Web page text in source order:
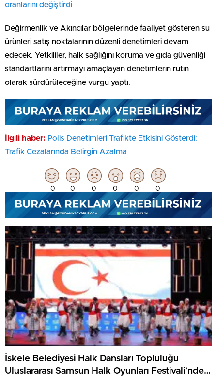
oranlarını değiştirdi
Değirmenlik ve Akıncılar bölgelerinde faaliyet gösteren su
ürünleri satış noktalarının düzenli denetimleri devam
edecek. Yetkililer, halk sağlığını koruma ve gıda güvenliği
standartlarını artırmayı amaçlayan denetimlerin rutin
olarak sürdürüleceğine vurgu yaptı.
İlgili haber: Polis Denetimleri Trafikte Etkisini Gösterdi:
Trafik Cezalarında Belirgin Azalma
0 0 0 0 0 0
İskele Belediyesi Halk Dansları Topluluğu
Uluslararası Samsun Halk Oyunları Festivali’nde